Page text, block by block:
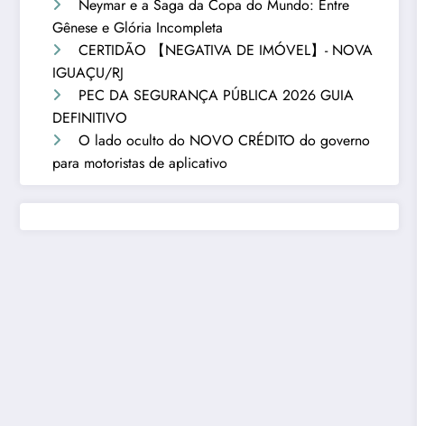
Neymar e a Saga da Copa do Mundo: Entre
Gênese e Glória Incompleta
CERTIDÃO 【NEGATIVA DE IMÓVEL】- NOVA
IGUAÇU/RJ
PEC DA SEGURANÇA PÚBLICA 2026 GUIA
DEFINITIVO
O lado oculto do NOVO CRÉDITO do governo
para motoristas de aplicativo